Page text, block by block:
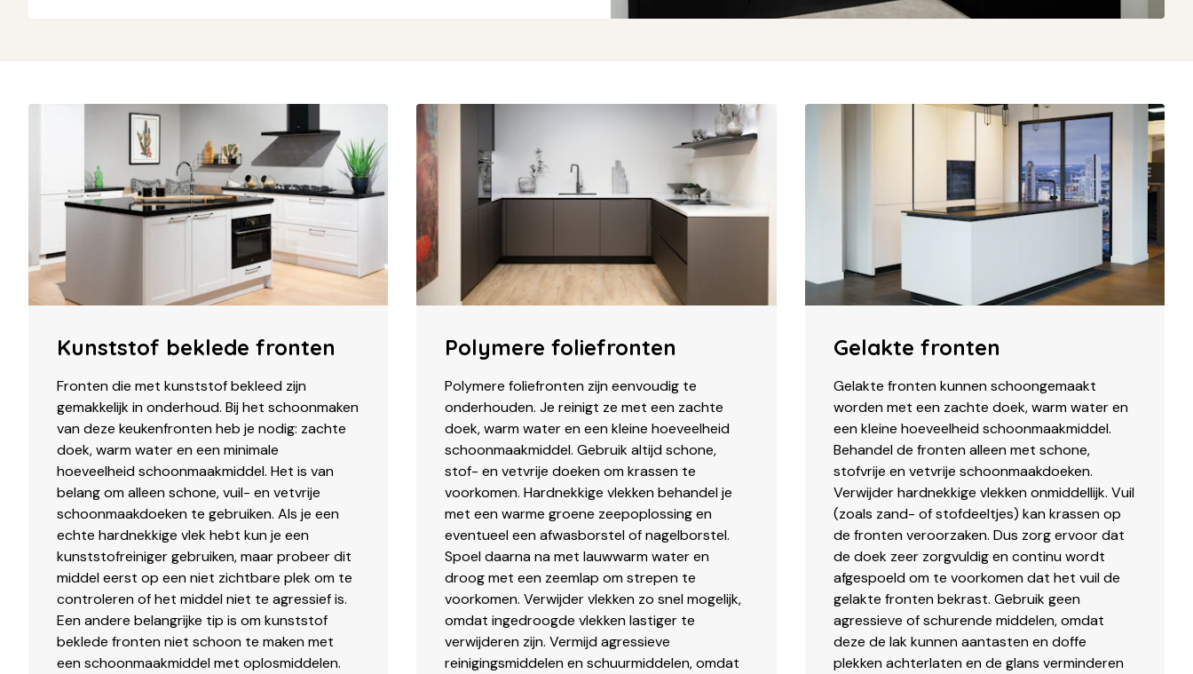
Kunststof beklede fronten
Fronten die met kunststof bekleed zijn
gemakkelijk in onderhoud. Bij het schoonmaken
van deze keukenfronten heb je nodig: zachte
doek, warm water en een minimale
hoeveelheid schoonmaakmiddel. Het is van
belang om alleen schone, vuil- en vetvrije
schoonmaakdoeken te gebruiken. Als je een
echte hardnekkige vlek hebt kun je een
kunststofreiniger gebruiken, maar probeer dit
middel eerst op een niet zichtbare plek om te
controleren of het middel niet te agressief is.
Een andere belangrijke tip is om kunststof
beklede fronten niet schoon te maken met
een schoonmaakmiddel met oplosmiddelen.
Polymere foliefronten
Polymere foliefronten zijn eenvoudig te
onderhouden. Je reinigt ze met een zachte
doek, warm water en een kleine hoeveelheid
schoonmaakmiddel. Gebruik altijd schone,
stof- en vetvrije doeken om krassen te
voorkomen. Hardnekkige vlekken behandel je
met een warme groene zeepoplossing en
eventueel een afwasborstel of nagelborstel.
Spoel daarna na met lauwwarm water en
droog met een zeemlap om strepen te
voorkomen. Verwijder vlekken zo snel mogelijk,
omdat ingedroogde vlekken lastiger te
verwijderen zijn. Vermijd agressieve
reinigingsmiddelen en schuurmiddelen, omdat
Gelakte fronten
Gelakte fronten kunnen schoongemaakt
worden met een zachte doek, warm water en
een kleine hoeveelheid schoonmaakmiddel.
Behandel de fronten alleen met schone,
stofvrije en vetvrije schoonmaakdoeken.
Verwijder hardnekkige vlekken onmiddellijk. Vuil
(zoals zand- of stofdeeltjes) kan krassen op
de fronten veroorzaken. Dus zorg ervoor dat
de doek zeer zorgvuldig en continu wordt
afgespoeld om te voorkomen dat het vuil de
gelakte fronten bekrast. Gebruik geen
agressieve of schurende middelen, omdat
deze de lak kunnen aantasten en doffe
plekken achterlaten en de glans verminderen